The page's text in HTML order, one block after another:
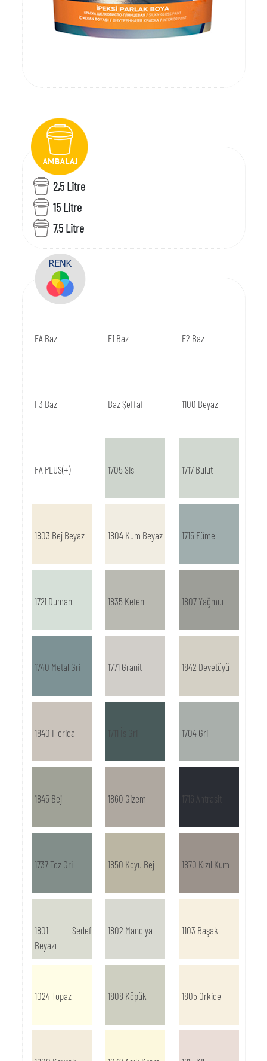
2,5 Litre
15 Litre
7,5 Litre
FA Baz F1 Baz F2 Baz
F3 Baz Baz Şeffaf 1100 Beyaz
FA PLUS(+) 1705 Sis 1717 Bulut
1803 Bej Beyaz 1804 Kum Beyaz 1715 Füme
1721 Duman 1835 Keten 1807 Yağmur
1740 Metal Gri 1771 Granit 1842 Devetüyü
1840 Florida 1704 Gri
1845 Bej 1860 Gizem 1716 Antrasit
1737 Toz Gri 1850 Koyu Bej 1870 Kızıl Kum
1801 Sedef
Beyazı
1802 Manolya 1103 Başak
1024 Topaz 1808 Köpük 1805 Orkide